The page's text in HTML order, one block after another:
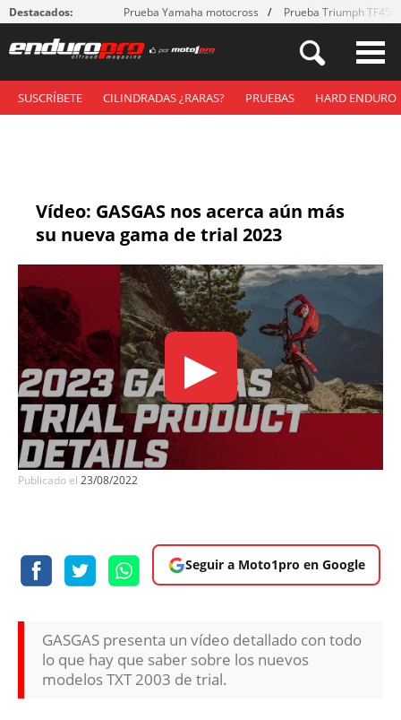
Destacados: Prueba Yamaha motocross Prueba Triumph
SUSCRÍBETE CILINDRADAS ¿RARAS? PRUEBAS HARD ENDURO
Vídeo: GASGAS nos acerca aún más
su nueva gama de trial 2023
▶
Publicado el 23/08/2022
Seguir a Moto1pro en Google
GASGAS presenta un vídeo detallado con todo
lo que hay que saber sobre los nuevos
modelos TXT 2003 de trial.